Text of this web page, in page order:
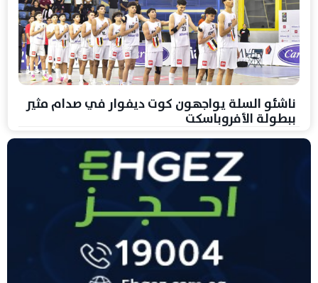
ناشئو السلة يواجهون كوت ديفوار في صدام مثير
ببطولة الأفروباسكت